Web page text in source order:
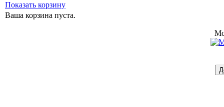
Показать корзину
Ваша корзина пуста.